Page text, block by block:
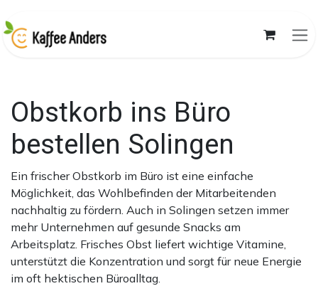
Obstkorb ins Büro
bestellen Solingen
Ein frischer Obstkorb im Büro ist eine einfache
Möglichkeit, das Wohlbefinden der Mitarbeitenden
nachhaltig zu fördern. Auch in Solingen setzen immer
mehr Unternehmen auf gesunde Snacks am
Arbeitsplatz. Frisches Obst liefert wichtige Vitamine,
unterstützt die Konzentration und sorgt für neue Energie
im oft hektischen Büroalltag.